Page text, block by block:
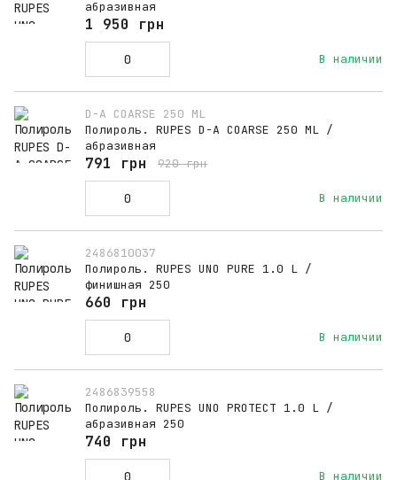
абразивная
В наличии
1 950 грн
D-A COARSE 250 ML
Полироль. RUPES D-A COARSE 250 ML /
абразивная
В наличии
791 грн 920 грн
2486810037
Полироль. RUPES UNO PURE 1.0 L /
финишная 250
В наличии
660 грн
2486839558
Полироль. RUPES UNO PROTECT 1.0 L /
абразивная 250
В наличии
740 грн